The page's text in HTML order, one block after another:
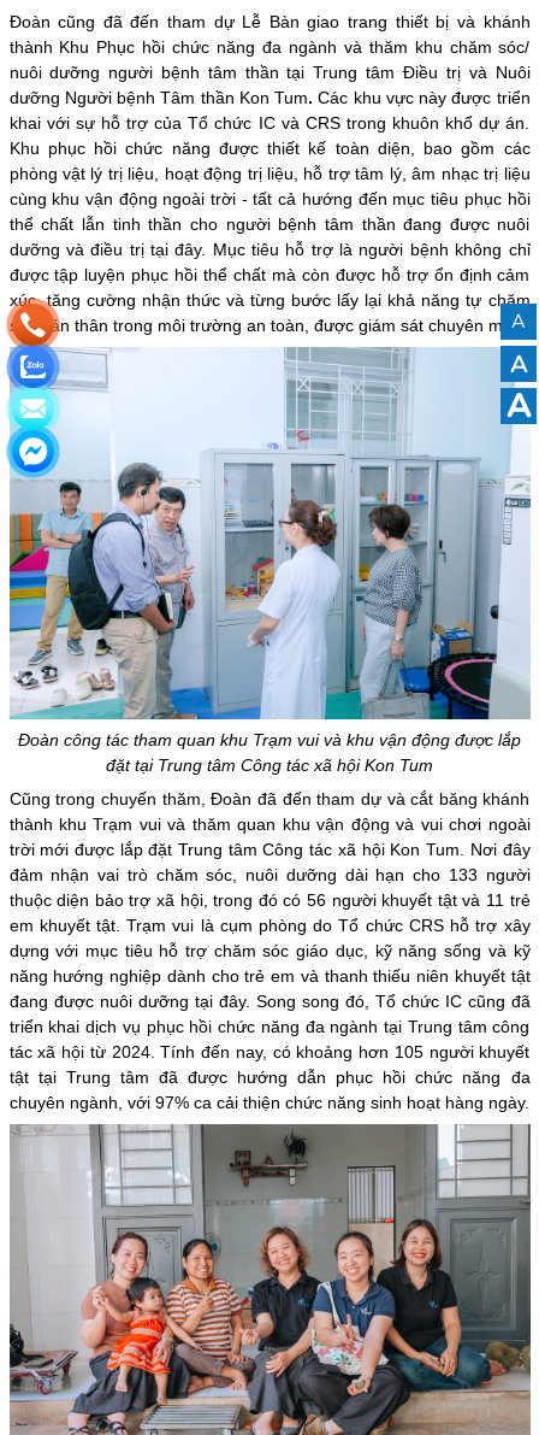
Đoàn cũng đã đến tham dự Lễ Bàn giao trang thiết bị và khánh
thành Khu Phục hồi chức năng đa ngành và thăm khu chăm sóc/
nuôi dưỡng người bệnh tâm thần tại Trung tâm Điều trị và Nuôi
dưỡng Người bệnh Tâm thần Kon Tum.Các khu vực này được triển
khai với sự hỗ trợ của Tổ chức IC và CRS trong khuôn khổ dự án.
Khu phục hồi chức năng được thiết kế toàn diện, bao gồm các
phòng vật lý trị liệu, hoạt động trị liệu, hỗ trợ tâm lý, âm nhạc trị liệu
cùng khu vận động ngoài trời - tất cả hướng đến mục tiêu phục hồi
thể chất lẫn tinh thần cho người bệnh tâm thần đang được nuôi
dưỡng và điều trị tại đây. Mục tiêu hỗ trợ là người bệnh không chỉ
được tập luyện phục hồi thể chất mà còn được hỗ trợ ổn định cảm
xúc, tăng cường nhận thức và từng bước lấy lại khả năng tự chăm
sóc bản thân trong môi trường an toàn, được giám sát chuyên môn.
Đoàn công tác tham quan khu Trạm vui và khu vận động được lắp
đặt tại Trung tâm Công tác xã hội Kon Tum
Cũng trong chuyến thăm, Đoàn đã đến tham dự và cắt băng khánh
thành khu Trạm vui và thăm quan khu vận động và vui chơi ngoài
trời mới được lắp đặt Trung tâm Công tác xã hội Kon Tum. Nơi đây
đảm nhận vai trò chăm sóc, nuôi dưỡng dài hạn cho 133 người
thuộc diện bảo trợ xã hội, trong đó có 56 người khuyết tật và 11 trẻ
em khuyết tật. Trạm vui là cụm phòng do Tổ chức CRS hỗ trợ xây
dựng với mục tiêu hỗ trợ chăm sóc giáo dục, kỹ năng sống và kỹ
năng hướng nghiệp dành cho trẻ em và thanh thiếu niên khuyết tật
đang được nuôi dưỡng tại đây. Song song đó, Tổ chức IC cũng đã
triển khai dịch vụ phục hồi chức năng đa ngành tại Trung tâm công
tác xã hội từ 2024. Tính đến nay, có khoảng hơn 105 người khuyết
tật tại Trung tâm đã được hướng dẫn phục hồi chức năng đa
chuyên ngành, với 97% ca cải thiện chức năng sinh hoạt hàng ngày.
A
A
A